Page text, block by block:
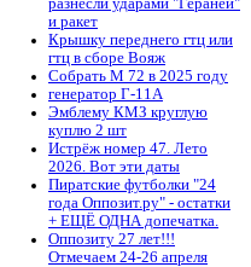
и ракет
Крышку переднего гтц или
гтц в сборе Вояж
Собрать М 72 в 2025 году
генератор Г-11А
Эмблему КМЗ круглую
куплю 2 шт
Истрёж номер 47. Лето
2026. Вот эти даты
Пиратские футболки "24
года Оппозит.ру" - остатки
+ ЕЩЁ ОДНА допечатка.
Оппозиту 27 лет!!!
Отмечаем 24-26 апреля